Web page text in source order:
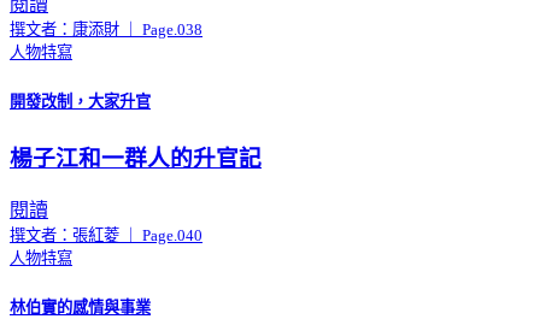
閱讀
撰文者：康添財 ｜ Page.038
人物特寫
開發改制，大家升官
楊子江和一群人的升官記
閱讀
撰文者：張紅菱 ｜ Page.040
人物特寫
林伯實的感情與事業